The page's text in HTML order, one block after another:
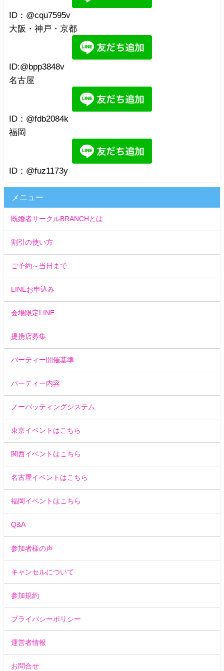
ID：@cqu7595v
大阪・神戸・京都
ID:@bpp3848v
名古屋
ID：@fdb2084k
福岡
ID：@fuz1173y
メニュー
既婚者サークルBRANCHとは
割引の使い方
ご予約～当日まで
LINEお申込み
会場限定LINE
提携店募集
パーティー開催基準
パーティー内容
ノーバッティングシステム
東京イベントはこちら
関西イベントはこちら
名古屋イベントはこちら
福岡イベントはこちら
Q&A
参加者様の声
キャンセルについて
参加規約
プライバシーポリシー
運営者情報
お問合せ